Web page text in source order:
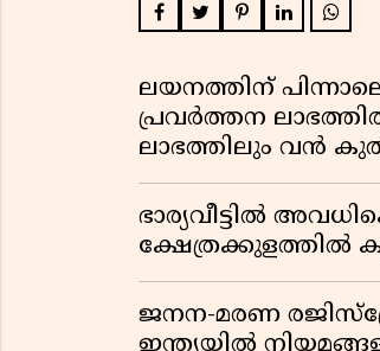
ലയനത്തിന്
പ്രവർത്തന
ലാഭത്തിലും വൻ
ഭാര്യവീട്ടിൽ
ക്ഷേത്രക്കുളത്തിൽ
ജനന-മരണ